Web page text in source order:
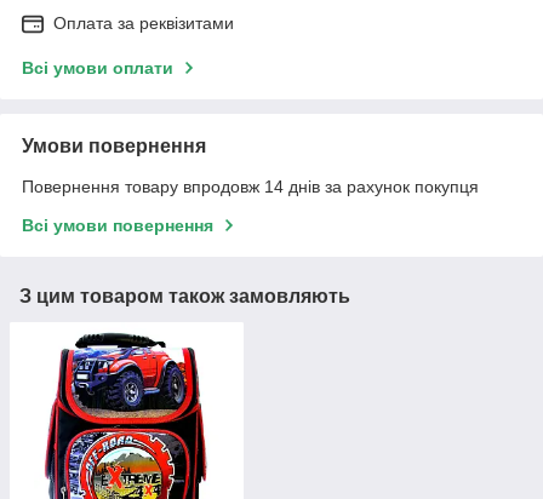
Оплата за реквізитами
Всі умови оплати
Умови повернення
Повернення товару впродовж 14 днів за рахунок покупця
Всі умови повернення
З цим товаром також замовляють